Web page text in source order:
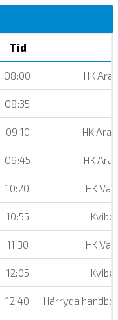
Tid
08:00 HK
08:35
09:10 HK
09:45 HK
10:20 HK
10:55
11:30 HK
12:05
12:40 Härryda